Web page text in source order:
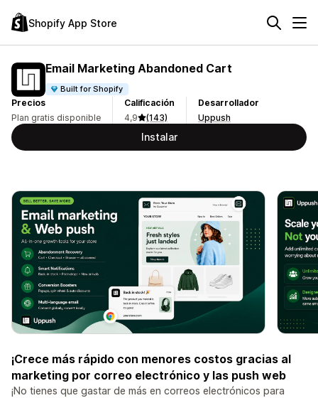
Shopify App Store
Email Marketing Abandoned Cart
Built for Shopify
Precios
Plan gratis disponible
Calificación
4,9
(143)
Desarrollador
Uppush
Instalar
¡Crece más rápido con menores costos gracias al
marketing por correo electrónico y las push web
¡No tienes que gastar de más en correos electrónicos para